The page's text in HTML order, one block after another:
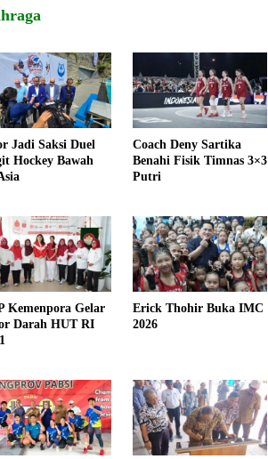
Jadi Saksi Duel
Hockey Bawah
Coach Deny Sartika
Benahi Fisik Timnas 3×3
Putri
Kemenpora Gelar
Darah HUT RI
Erick Thohir Buka IMC
2026